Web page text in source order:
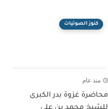
كنوز الصوتيات
منذ عام
محاضرة غزوة بدر الكبرى